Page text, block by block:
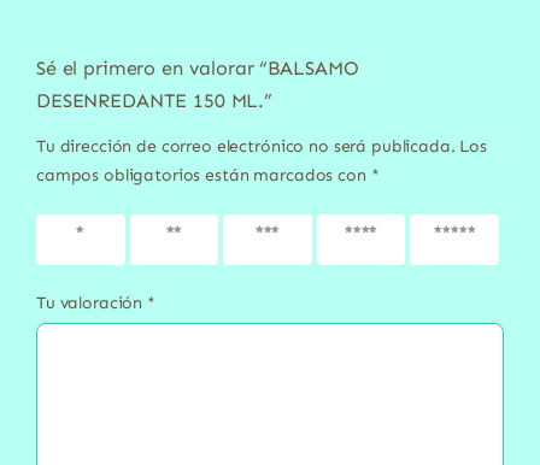
Sé el primero en valorar “BALSAMO
DESENREDANTE 150 ML.”
Tu dirección de correo electrónico no será publicada. Los
campos obligatorios están marcados con *
1 de 5
2 de 5
3 de 5
4 de 5
5 de 5
Tu valoración *